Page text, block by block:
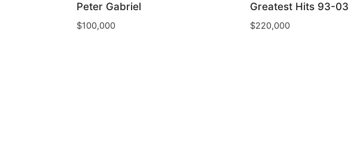
Peter Gabriel
$100,000
Greatest Hits 93-03
$220,000